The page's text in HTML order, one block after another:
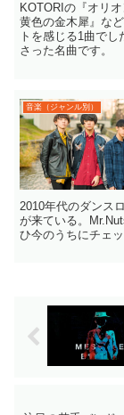
KOTORIの『オリ
黄色の金木犀』な
トを感じる1曲で
さった名曲です。
音楽（ジャンル別）
2010年代のダンス
が来ている。
ひ今のうちにチェ